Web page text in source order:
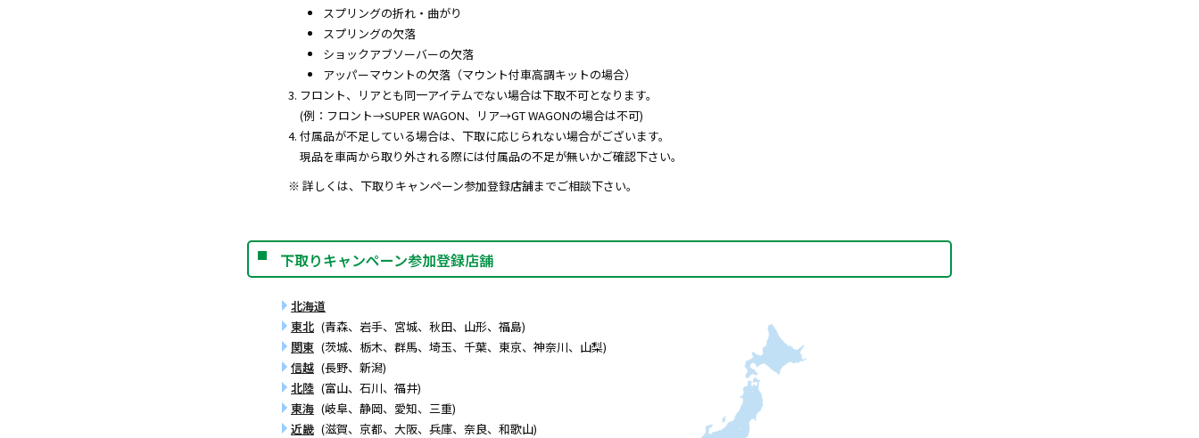
スプリングの折れ・曲がり
スプリングの欠落
ショックアブソーバーの欠落
アッパーマウントの欠落（マウント付車高調キットの場合）
フロント、リアとも同一アイテムでない場合は下取不可となります。
(例：フロント→SUPER WAGON、リア→GT WAGONの場合は不可)
付属品が不足している場合は、下取に応じられない場合がございます。
現品を車両から取り外される際には付属品の不足が無いかご確認下さい。
※ 詳しくは、下取りキャンペーン参加登録店舗までご相談下さい。
下取りキャンペーン参加登録店舗
北海道
東北 (青森、岩手、宮城、秋田、山形、福島)
関東 (茨城、栃木、群馬、埼玉、千葉、東京、神奈川、山梨)
信越 (長野、新潟)
北陸 (富山、石川、福井)
東海 (岐阜、静岡、愛知、三重)
近畿 (滋賀、京都、大阪、兵庫、奈良、和歌山)